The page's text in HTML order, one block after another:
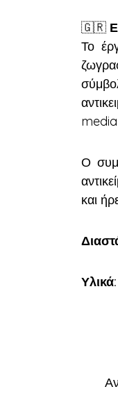
🇬🇷
Το
media
Ο
και
Υλικά: